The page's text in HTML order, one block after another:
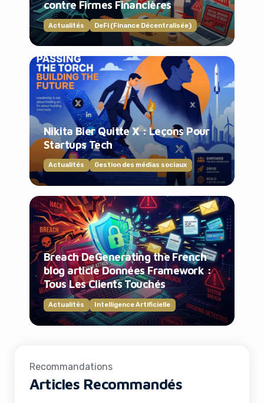
contre Firmes Financières
Actualités DeFi (Finance Décentralisée)
Nikita Bier Quitte X : Leçons Pour
Startups Tech
Actualités Gestion des médias sociaux
Breach DeGenerating the French
blog article Données Framework :
Tous Les Clients Touchés
Actualités Intelligence Artificielle
Recommandations
Articles Recommandés